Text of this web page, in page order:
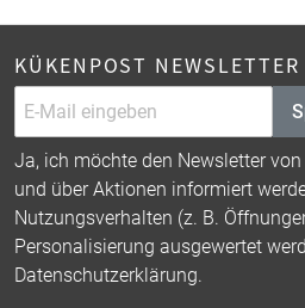
KÜKENPOST NEWSLETTER
Ja, ich möchte den Newsletter
und über Aktionen informiert
Nutzungsverhalten (z. B.
Personalisierung ausgewertet
Datenschutzerklärung.